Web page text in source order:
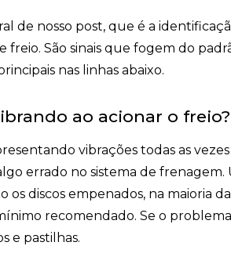
de nosso post, que é a
freio. São sinais que fogem do
nas linhas abaixo.
ao acionar o freio?
vibrações todas as
errado no sistema de frenagem.
os discos empenados, na maioria
recomendado. Se o
e pastilhas.